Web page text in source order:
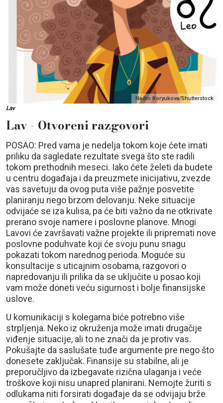
Nadin Koryukova/Shutterstock
Lav
Lav - Otvoreni razgovori
POSAO: Pred vama je nedelja tokom koje ćete imati
priliku da sagledate rezultate svega što ste radili
tokom prethodnih meseci. Iako ćete želeti da budete
u centru događaja i da preuzmete inicijativu, zvezde
vas savetuju da ovog puta više pažnje posvetite
planiranju nego brzom delovanju. Neke situacije
odvijaće se iza kulisa, pa će biti važno da ne otkrivate
prerano svoje namere i poslovne planove. Mnogi
Lavovi će završavati važne projekte ili pripremati nove
poslovne poduhvate koji će svoju punu snagu
pokazati tokom narednog perioda. Moguće su
konsultacije s uticajnim osobama, razgovori o
napredovanju ili prilika da se uključite u posao koji
vam može doneti veću sigurnost i bolje finansijske
uslove.
U komunikaciji s kolegama biće potrebno više
strpljenja. Neko iz okruženja može imati drugačije
viđenje situacije, ali to ne znači da je protiv vas.
Pokušajte da saslušate tuđe argumente pre nego što
donesete zaključak. Finansije su stabilne, ali je
preporučljivo da izbegavate rizična ulaganja i veće
troškove koji nisu unapred planirani. Nemojte žuriti s
odlukama niti forsirati događaje da se odvijaju brže